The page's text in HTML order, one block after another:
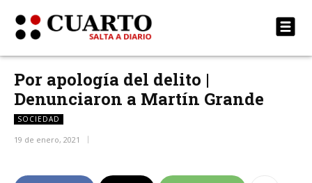
Por apología del delito |
Denunciaron a Martín Grande
SOCIEDAD
19 de enero, 2021